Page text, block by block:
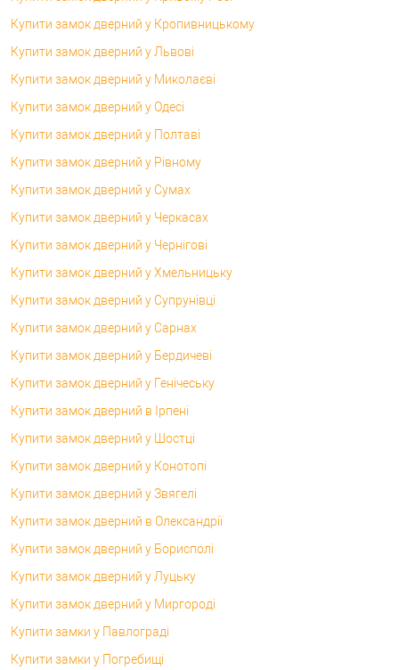
Купити замок дверний у Кропивницькому
Купити замок дверний у Львові
Купити замок дверний у Миколаєві
Купити замок дверний у Одесі
Купити замок дверний у Полтаві
Купити замок дверний у Рівному
Купити замок дверний у Сумах
Купити замок дверний у Черкасах
Купити замок дверний у Чернігові
Купити замок дверний у Хмельницьку
Купити замок дверний у Супрунівці
Купити замок дверний у Сарнах
Купити замок дверний у Бердичеві
Купити замок дверний у Генічеську
Купити замок дверний в Ірпені
Купити замок дверний у Шостці
Купити замок дверний у Конотопі
Купити замок дверний у Звягелі
Купити замок дверний в Олександрії
Купити замок дверний у Борисполі
Купити замок дверний у Луцьку
Купити замок дверний у Миргороді
Купити замки у Павлограді
Купити замки у Погребищі